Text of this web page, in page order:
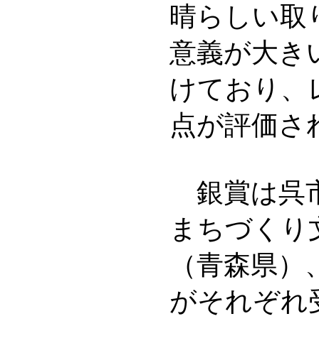
晴らしい取
意義が大き
けており、
点が評価さ
銀賞は呉
まちづくり
（青森県
がそれぞれ